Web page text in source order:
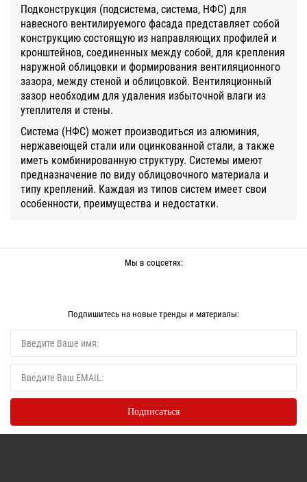
Подконструкция (подсистема, система, НФС) для
навесного вентилируемого фасада представляет собой
конструкцию состоящую из направляющих профилей и
кронштейнов, соединенных между собой, для крепления
наружной облицовки и формирования вентиляционного
зазора, между стеной и облицовкой. Вентиляционный
зазор необходим для удаления избыточной влаги из
утеплителя и стены.
Система (НФС) может производиться из алюминия,
нержавеющей стали или оцинкованной стали, а также
иметь комбинированную структуру. Системы имеют
предназначение по виду облицовочного материала и
типу креплений. Каждая из типов систем имеет свои
особенности, преимущества и недостатки.
Мы в соцсетях:
Подпишитесь на новые тренды и материалы: